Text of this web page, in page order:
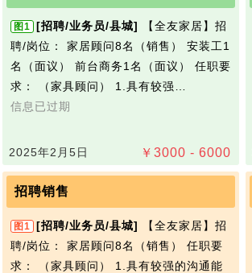
图1 [招聘/业务员/县城]
【全友家居】招
聘/岗位： 家居顾问8名（销售） 安装工1
名（面议） 前台商务1名（面议） 任职要
求： （家具顾问） 1.具有较强…
信息已过期
￥ 3000 - 6000
2025年2月5日
招聘销售
图1 [招聘/业务员/县城]
【全友家居】招
聘/岗位： 家居顾问8名（销售） 任职要
求： （家具顾问） 1.具有较强的沟通能